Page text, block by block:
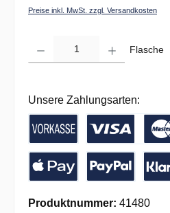
Preise inkl. MwSt. zzgl. Versandkosten
Flasche
Unsere Zahlungsarten:
Vorkasse / Banküberweisung
Kreditkarte
Produktnummer: 41480